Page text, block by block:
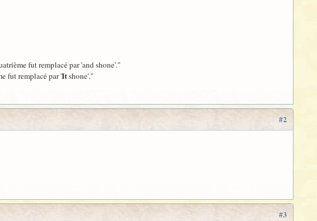
fut remplacé par 'and shone'."
fut remplacé par 'Itshone'."
#2
#3